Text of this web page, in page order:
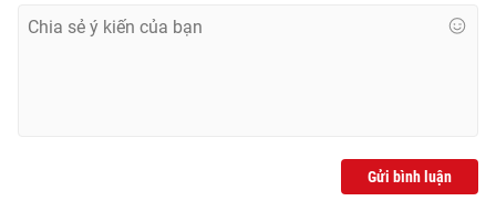
Gửi bình luận